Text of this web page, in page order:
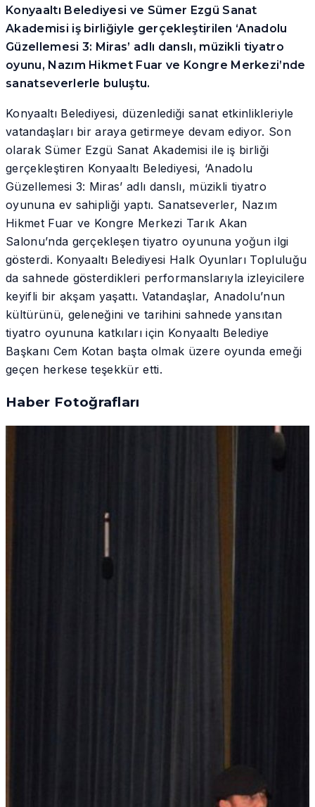
Konyaaltı Belediyesi ve Sümer Ezgü Sanat
Akademisi iş birliğiyle gerçekleştirilen ‘Anadolu
Güzellemesi 3: Miras’ adlı danslı, müzikli tiyatro
oyunu, Nazım Hikmet Fuar ve Kongre Merkezi’nde
sanatseverlerle buluştu.
Konyaaltı Belediyesi, düzenlediği sanat etkinlikleriyle
vatandaşları bir araya getirmeye devam ediyor. Son
olarak Sümer Ezgü Sanat Akademisi ile iş birliği
gerçekleştiren Konyaaltı Belediyesi, ‘Anadolu
Güzellemesi 3: Miras’ adlı danslı, müzikli tiyatro
oyununa ev sahipliği yaptı. Sanatseverler, Nazım
Hikmet Fuar ve Kongre Merkezi Tarık Akan
Salonu’nda gerçekleşen tiyatro oyununa yoğun ilgi
gösterdi. Konyaaltı Belediyesi Halk Oyunları Topluluğu
da sahnede gösterdikleri performanslarıyla izleyicilere
keyifli bir akşam yaşattı. Vatandaşlar, Anadolu’nun
kültürünü, geleneğini ve tarihini sahnede yansıtan
tiyatro oyununa katkıları için Konyaaltı Belediye
Başkanı Cem Kotan başta olmak üzere oyunda emeği
geçen herkese teşekkür etti.
Haber Fotoğrafları